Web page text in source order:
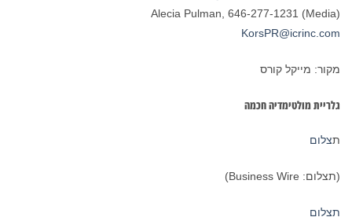
Alecia Pulman, 646-277-1231 (Media)
KorsPR@icrinc.com
מקור: מייקל קורס
גלריית מולטימדיה חכמה
תצלום
(תצלום: Business Wire)
תצלום